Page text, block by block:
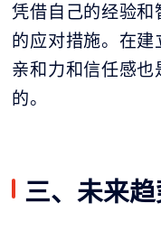
凭借自己的经验
的应对措施。在
亲和力和信任感
的。
三、未来